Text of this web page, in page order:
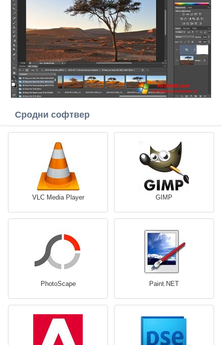
Сродни софтвер
VLC Media Player GIMP
PhotoScape Paint.NET